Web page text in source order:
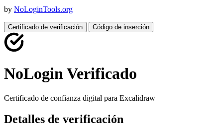
by NoLoginTools.org
Certificado de verificación Código de inserción
NoLogin Verificado
Certificado de confianza digital para Excalidraw
Detalles de verificación